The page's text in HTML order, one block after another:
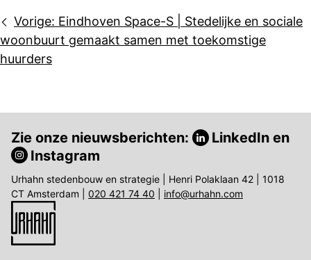
Bericht
navigatie
Vorige: Eindhoven Space-S | Stedelijke en sociale
woonbuurt gemaakt samen met toekomstige
huurders
Zie onze nieuwsberichten: LinkedIn en
Instagram
Urhahn stedenbouw en strategie | Henri Polaklaan 42 | 1018
CT Amsterdam | 020 421 74 40 info@urhahn.com